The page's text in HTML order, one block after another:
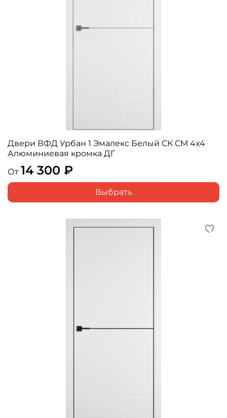
Двери ВФД Урбан 1 Эмалекс Белый СК СМ 4x4
Алюминиевая кромка ДГ
От 14 300 ₽
Выбрать